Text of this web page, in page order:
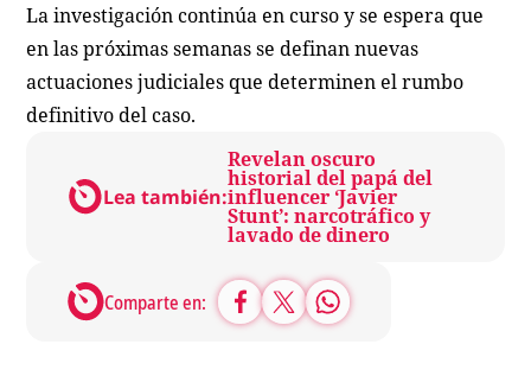
La investigación continúa en curso y se espera que
en las próximas semanas se definan nuevas
actuaciones judiciales que determinen el rumbo
definitivo del caso.
Lea también:
Revelan oscuro
historial del papá del
influencer ‘Javier
Stunt’: narcotráfico y
lavado de dinero
Comparte en: